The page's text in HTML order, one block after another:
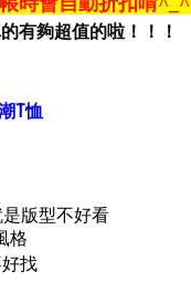
有夠超值的啦！！！
T恤
版型不好看
格
找